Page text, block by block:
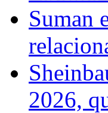
Suman
2026,